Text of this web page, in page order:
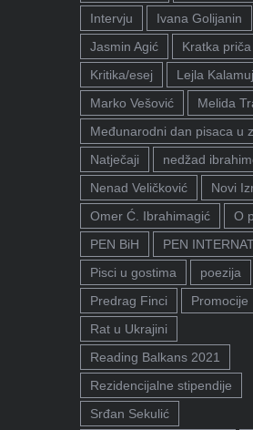
Intervju
Ivana Golijanin
Jasmin Agić
Kratka priča
Kritika/esej
Lejla
Marko Vešović
Melida
Međunarodni dan pisaca u
Natječaji
nedžad
Nenad Veličković
Novi
Omer Ć. Ibrahimagić
O
PEN BiH
PEN
Pisci u gostima
poezija
Predrag Finci
Promocije
Rat u Ukrajini
Reading Balkans 2021
Rezidencijalne stipendije
Srđan Sekulić